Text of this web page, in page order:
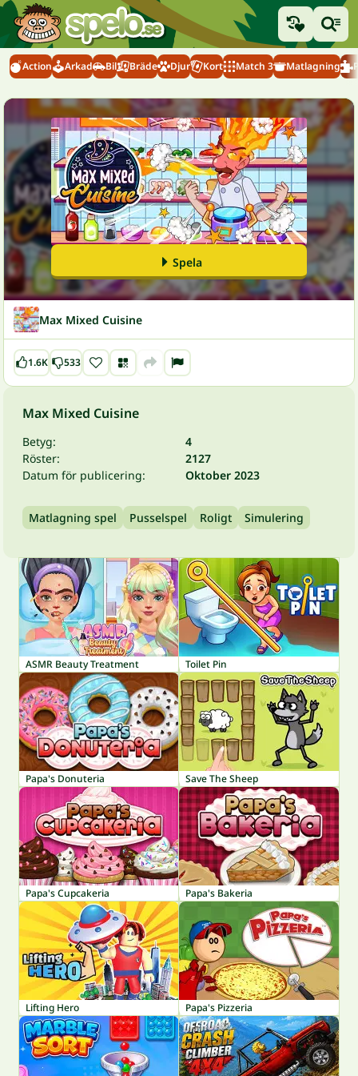
Action Arkad Bil Bräde Djur Kort Match 3 Matlagning
Spela
Max Mixed Cuisine
1.6K 533
Max Mixed Cuisine
Betyg:
4
Röster:
2127
Datum för publicering:
Oktober 2023
Matlagning spel Pusselspel Roligt Simulering
ASMR Beauty Treatment Toilet Pin
Papa's Donuteria Save The Sheep
Papa's Cupcakeria Papa's Bakeria
Lifting Hero Papa's Pizzeria